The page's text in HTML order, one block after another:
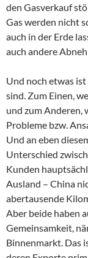
den Gasverkauf
Gas werden nicht
auch in der Erde
auch andere
Und noch etwas
sind. Zum Einen,
und zum Anderen,
Probleme bzw.
Und an eben
Unterschied
Kunden
Ausland – China
abertausende
Aber beide haben
Gemeinsamkeit,
Binnenmarkt. Das